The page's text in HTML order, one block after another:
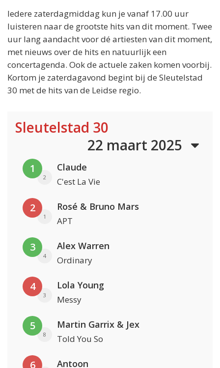
Iedere zaterdagmiddag kun je vanaf 17.00 uur
luisteren naar de grootste hits van dit moment. Twee
uur lang aandacht voor dé artiesten van dit moment,
met nieuws over de hits en natuurlijk een
concertagenda. Ook de actuele zaken komen voorbij.
Kortom je zaterdagavond begint bij de Sleutelstad
30 met de hits van de Leidse regio.
Sleutelstad 30
22 maart 2025
1
2
Claude
C'est La Vie
2
1
Rosé & Bruno Mars
APT
3
4
Alex Warren
Ordinary
4
3
Lola Young
Messy
5
8
Martin Garrix & Jex
Told You So
6 Antoon